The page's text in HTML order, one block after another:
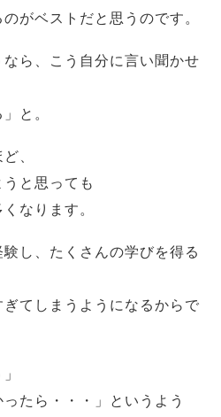
がベストだと思うのです。
ら、こう自分に言い聞かせ
と。
、
と思っても
なります。
し、たくさんの学びを得る
てしまうようになるからで
ったら・・・」というよう